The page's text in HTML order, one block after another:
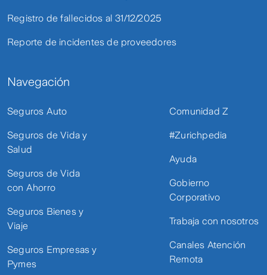
Registro de fallecidos al 31/12/2025
Reporte de incidentes de proveedores
Navegación
Seguros Auto
Seguros de Vida y
Salud
Seguros de Vida
con Ahorro
Seguros Bienes y
Viaje
Seguros Empresas y
Pymes
Comunidad Z
#Zurichpedia
Ayuda
Gobierno
Corporativo
Trabaja con nosotros
Canales Atención
Remota